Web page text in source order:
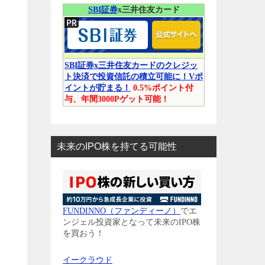
SBI証券x三井住友カード
SBI証券x三井住友カードのクレジッ
ト決済で投資信託の積立可能に！Vポ
イントが貯まる！ 0.5%ポイント付
与、年間3000Pゲット可能！
未来のIPO株を持てる可能性
FUNDINNO（ファンディーノ） でエ
ンジェル投資家となって未来のIPO株
を買おう！
イークラウド